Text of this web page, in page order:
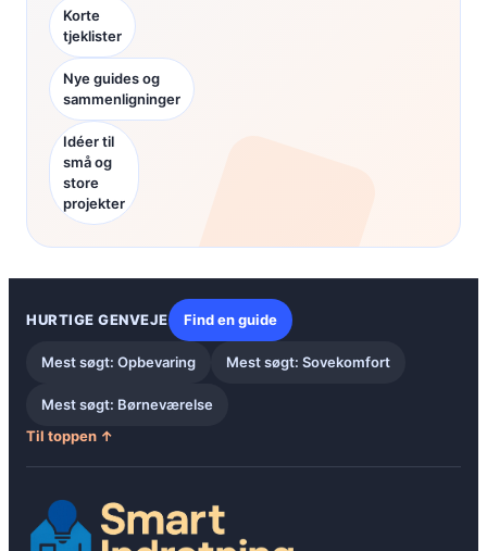
Korte
tjeklister
Nye guides og
sammenligninger
Idéer til
små og
store
projekter
HURTIGE GENVEJE Find en guide
Mest søgt: Opbevaring Mest søgt: Sovekomfort
Mest søgt: Børneværelse
Til toppen ↑